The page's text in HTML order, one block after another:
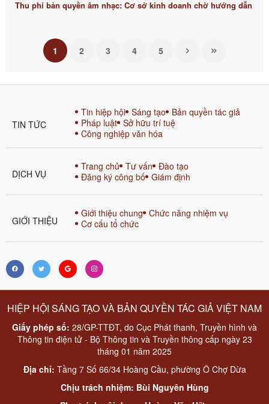
Thu phí bản quyền âm nhạc: Cơ sở kinh doanh chờ hướng dẫn
1 2 3 4 5
TIN TỨC
Tin hiệp hội Sáng tạo Bản quyền tác giả
Pháp luật Sở hữu trí tuệ
Công nghiệp văn hóa
DỊCH VỤ
Trang chủ Tư vấn Đào tạo
Đăng ký công bố Giám định
GIỚI THIỆU
Giới thiệu chung Chức năng nhiệm vụ
Cơ cấu tổ chức
HIỆP HỘI SÁNG TẠO VÀ BẢN QUYỀN TÁC GIẢ VIỆT NAM
Giấy phép số: 28/GP-TTĐT, do Cục Phát thanh, Truyền hình và
Thông tin điện tử - Bộ Thông tin và Truyền thông cấp ngày 23
tháng 01 năm 2025
Địa chỉ: Tầng 7 Số 66/34 Hoàng Cầu, phường Ô Chợ Dừa
Chịu trách nhiệm: Bùi Nguyên Hùng